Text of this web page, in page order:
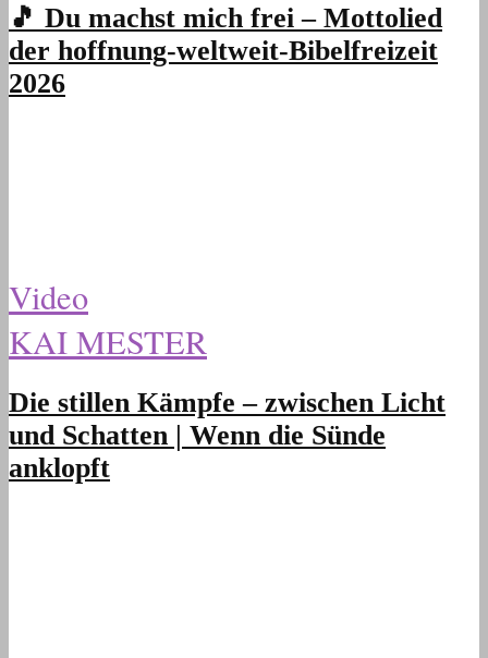
🎵 Du machst mich frei – Mottolied
der hoffnung-weltweit-Bibelfreizeit
2026
Video
KAI MESTER
Die stillen Kämpfe – zwischen Licht
und Schatten | Wenn die Sünde
anklopft